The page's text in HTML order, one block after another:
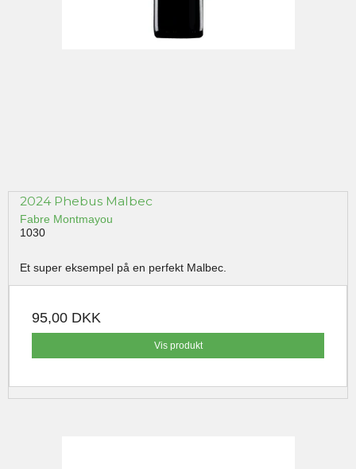
2024 Phebus Malbec
Fabre Montmayou
1030
Et super eksempel på en perfekt Malbec.
95,00 DKK
Vis produkt